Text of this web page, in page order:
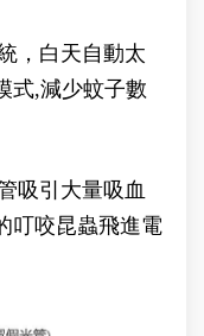
，白天自動太
式,減少蚊子數
吸引大量吸血
叮咬昆蟲飛進電